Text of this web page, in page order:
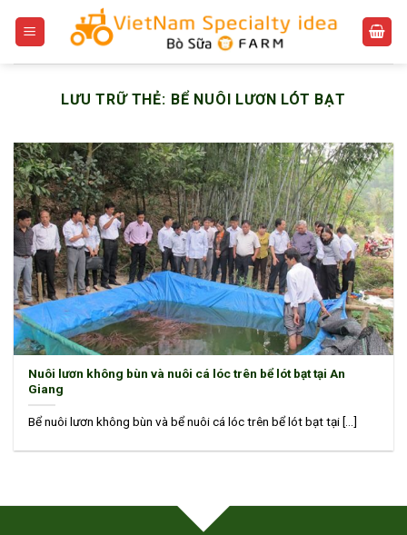
LƯU TRỮ THẺ: BỂ NUÔI LƯƠN LÓT BẠT
Nuôi lươn không bùn và nuôi cá lóc trên bể lót bạt tại An
Giang
Bể nuôi lươn không bùn và bể nuôi cá lóc trên bể lót bạt tại [...]